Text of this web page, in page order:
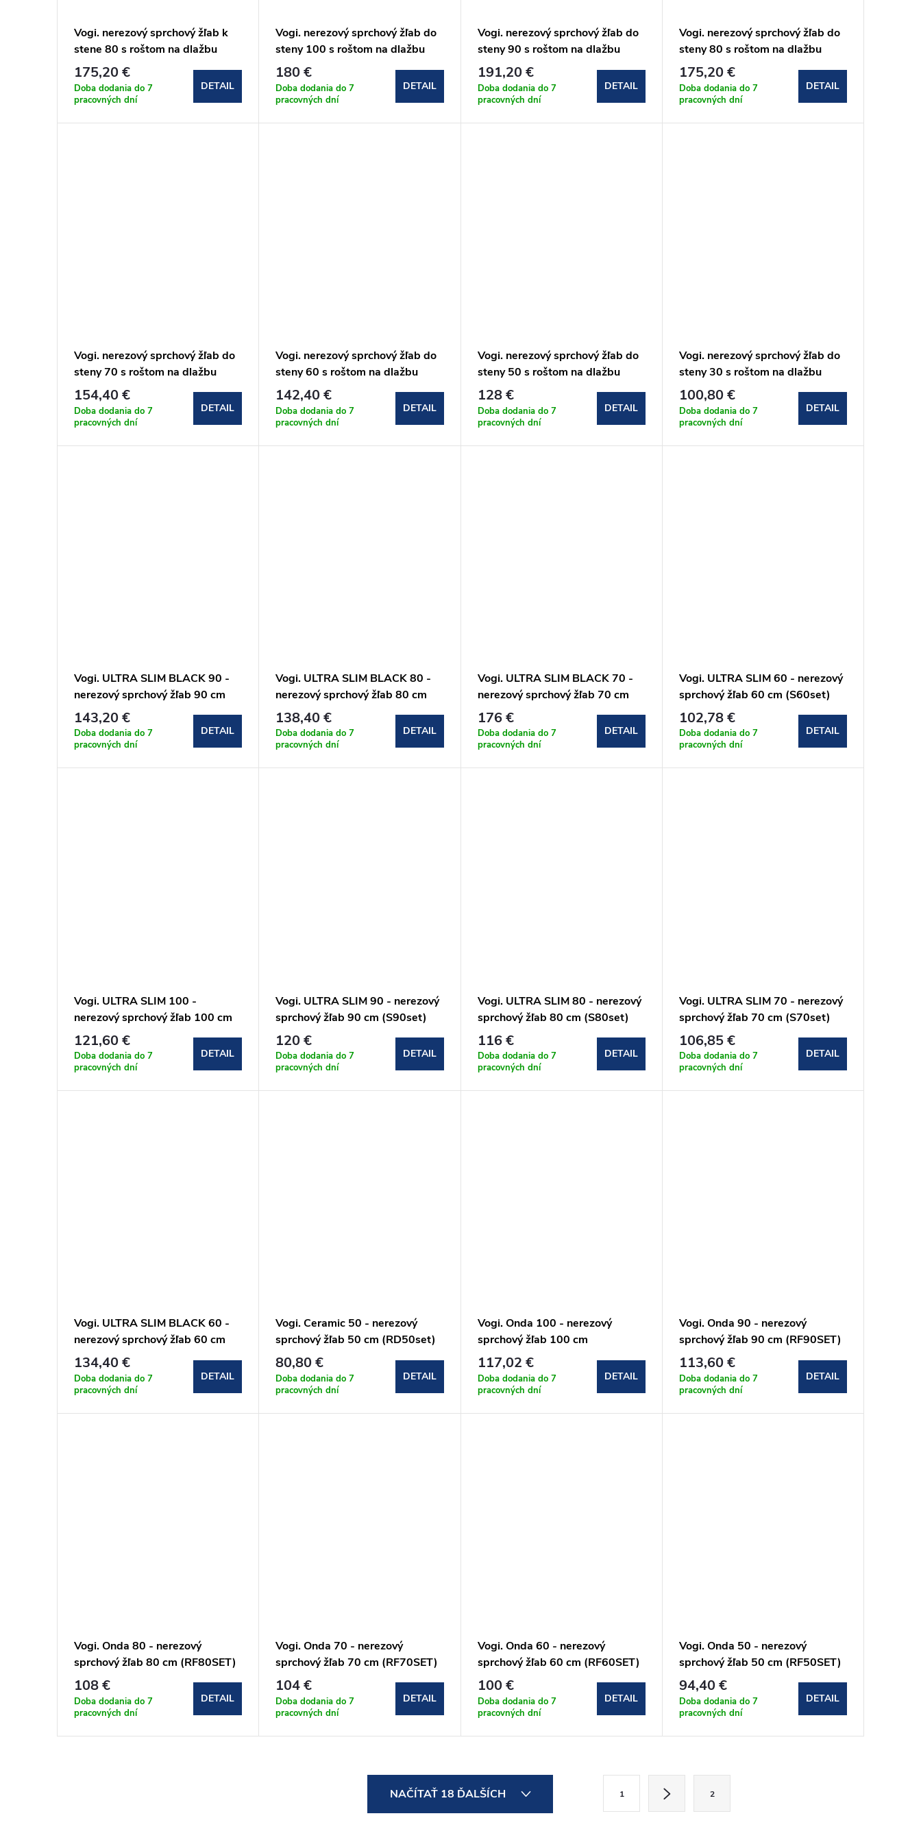
t
u
Vogi. nerezový sprchový žľab k
stene 80 s roštom na dlažbu
(RD80setW)
175,20 €
Doba dodania do 7
pracovných dní
DETAIL
Vogi. nerezový sprchový žľab do
steny 100 s roštom na dlažbu
(OSP100set)
180 €
Doba dodania do 7
pracovných dní
DETAIL
Vogi. nerezový sprchový žľab do
steny 90 s roštom na dlažbu
(OSP90set)
191,20 €
Doba dodania do 7
pracovných dní
DETAIL
Vogi. nerezový sprchový žľab do
steny 80 s roštom na dlažbu
(OSP80set)
175,20 €
Doba dodania do 7
pracovných dní
DETAIL
Vogi. nerezový sprchový žľab do
steny 70 s roštom na dlažbu
(OSP70set)
154,40 €
Doba dodania do 7
pracovných dní
DETAIL
Vogi. nerezový sprchový žľab do
steny 60 s roštom na dlažbu
(OSP60set)
142,40 €
Doba dodania do 7
pracovných dní
DETAIL
Vogi. nerezový sprchový žľab do
steny 50 s roštom na dlažbu
(OSP50set)
128 €
Doba dodania do 7
pracovných dní
DETAIL
Vogi. nerezový sprchový žľab do
steny 30 s roštom na dlažbu
(OSP30set)
100,80 €
Doba dodania do 7
pracovných dní
DETAIL
Vogi. ULTRA SLIM BLACK 90 -
nerezový sprchový žľab 90 cm
(S90set.BLACK)
143,20 €
Doba dodania do 7
pracovných dní
DETAIL
Vogi. ULTRA SLIM BLACK 80 -
nerezový sprchový žľab 80 cm
(S80set.BLACK)
138,40 €
Doba dodania do 7
pracovných dní
DETAIL
Vogi. ULTRA SLIM BLACK 70 -
nerezový sprchový žľab 70 cm
(S70set.BLACK)
176 €
Doba dodania do 7
pracovných dní
DETAIL
Vogi. ULTRA SLIM 60 - nerezový
sprchový žľab 60 cm (S60set)
102,78 €
Doba dodania do 7
pracovných dní
DETAIL
Vogi. ULTRA SLIM 100 -
nerezový sprchový žľab 100 cm
(S100set)
121,60 €
Doba dodania do 7
pracovných dní
DETAIL
Vogi. ULTRA SLIM 90 - nerezový
sprchový žľab 90 cm (S90set)
120 €
Doba dodania do 7
pracovných dní
DETAIL
Vogi. ULTRA SLIM 80 - nerezový
sprchový žľab 80 cm (S80set)
116 €
Doba dodania do 7
pracovných dní
DETAIL
Vogi. ULTRA SLIM 70 - nerezový
sprchový žľab 70 cm (S70set)
106,85 €
Doba dodania do 7
pracovných dní
DETAIL
Vogi. ULTRA SLIM BLACK 60 -
nerezový sprchový žľab 60 cm
(S60set.BLACK)
134,40 €
Doba dodania do 7
pracovných dní
DETAIL
Vogi. Ceramic 50 - nerezový
sprchový žľab 50 cm (RD50set)
80,80 €
Doba dodania do 7
pracovných dní
DETAIL
Vogi. Onda 100 - nerezový
sprchový žľab 100 cm
(RF100SET)
117,02 €
Doba dodania do 7
pracovných dní
DETAIL
Vogi. Onda 90 - nerezový
sprchový žľab 90 cm (RF90SET)
113,60 €
Doba dodania do 7
pracovných dní
DETAIL
Vogi. Onda 80 - nerezový
sprchový žľab 80 cm (RF80SET)
108 €
Doba dodania do 7
pracovných dní
DETAIL
Vogi. Onda 70 - nerezový
sprchový žľab 70 cm (RF70SET)
104 €
Doba dodania do 7
pracovných dní
DETAIL
Vogi. Onda 60 - nerezový
sprchový žľab 60 cm (RF60SET)
100 €
Doba dodania do 7
pracovných dní
DETAIL
Vogi. Onda 50 - nerezový
sprchový žľab 50 cm (RF50SET)
94,40 €
Doba dodania do 7
pracovných dní
DETAIL
NAČÍTAŤ 18 ĎALŠÍCH 1 2